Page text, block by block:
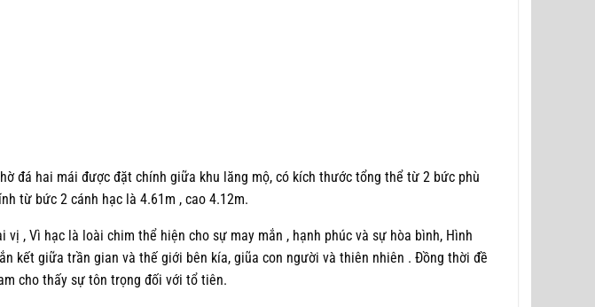
đá hai mái được đặt chính giữa khu lăng mộ, có kích thước tổng thể từ 2 bức phù
từ bức 2 cánh hạc là 4.61m , cao 4.12m.
vị , Vì hạc là loài chim thể hiện cho sự may mắn , hạnh phúc và sự hòa bình, Hình
kết giữa trần gian và thế giới bên kía, giũa con người và thiên nhiên . Đồng thời đề
cho thấy sự tôn trọng đối với tổ tiên.